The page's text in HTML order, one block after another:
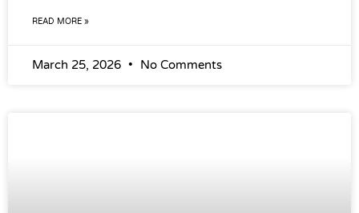
READ MORE »
March 25, 2026 No Comments